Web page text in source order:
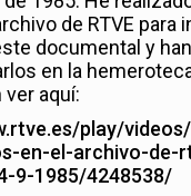
de RTVE para
documental y
en la
ver aquí:
play/
en-el-archivo-de-
9-1985/4248538/